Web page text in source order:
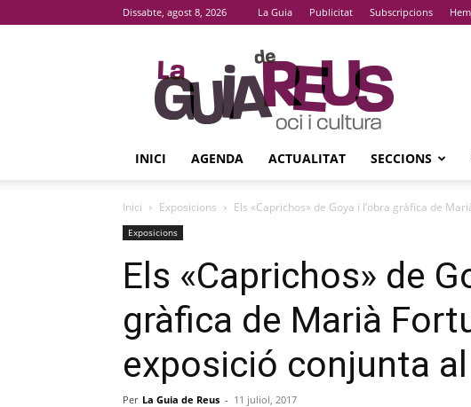
Dissabte, agost 8, 2026 La Guia Publicitat Subscripcions
La
Guia
De
Reus
INICI AGENDA ACTUALITAT SECCIONS
Inici Exposicions Els «Caprichos» de Goya i l’obra gràfica de
Exposicions
Els «Caprichos» de
gràfica de Marià
exposició conjunta
Per La Guia de Reus - 11 juliol, 2017